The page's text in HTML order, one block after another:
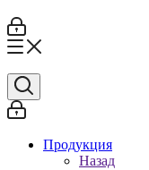
Продукция
Назад